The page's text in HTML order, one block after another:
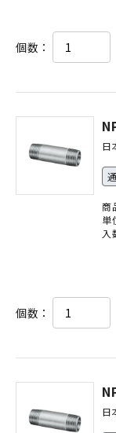
個数：
日
商
単
入
個数：
日